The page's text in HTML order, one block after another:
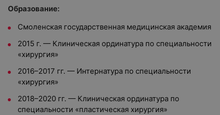
Образование:
Смоленская государственная медицинская академия
2015 г. — Клиническая ординатура по специальности
«хирургия»
2016–2017 гг. — Интернатура по специальности
«хирургия»
2018–2020 гг. — Клиническая ординатура по
специальности «пластическая хирургия»